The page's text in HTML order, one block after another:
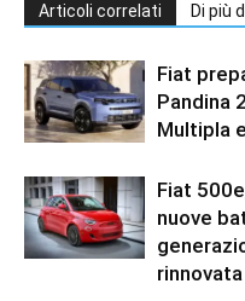
Articoli correlati Di più
Fiat
Pandina
Multipla
Fiat
nuove